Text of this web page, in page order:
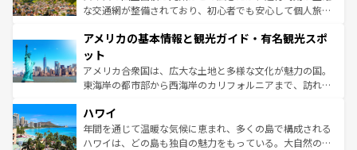
を参照してほしい。
戦など、本場だからこそできる体験も豊富。イギリスを旅
ンツ一覧を参照してほしい。
な交通網が整備されており、初心者でも安心して個人旅行
の建物がそのまま残る町や、スイスならではのユニークな
博物館もあり、アルプス観光だけでなく町歩きも満喫する
ことができる。国民の所得が高いため物価も高いが、旅行
者向けの交通パス提供のサービスもあり、うまく活用すれ
着のスイス情報は
アメリカの基本情報と観光ガイド・有名観光スポ
ット
アメリカ合衆国は、広大な土地と多様な文化が魅力の国。
東海岸の都市部から西海岸のカリフォルニアまで、訪れる
のような巨大都市は、観光、ショッピング、エンターテイ
ンメントが詰まった刺激的なスポットだ。一方、アメリカ
西部には大自然が広がり、グランドキャニオンやイエロー
ハワイ
年間を通じて温暖な気候に恵まれ、多くの島で構成される
ハワイは、どの島も独自の魅力をもっている。大自然の神